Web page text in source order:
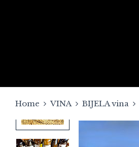
Home VINA BIJELA vina